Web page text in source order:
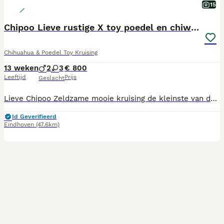
15
Chipoo Lieve rustige X toy poedel en chiwawa
Chihuahua & Poedel Toy Kruising
13 weken
Leeftijd
2 3
Geslacht
€ 800
Prijs
Lieve Chipoo Zeldzame mooie kruising de kleinste van de poedel tot mini en de chiwawa We zijn gechipt ontwormt en gevaccineerd Mogen per direct t nestje verlaten Opgegroeid met mama in huis met kinderen We zijn sociaal en aanhankelijk We hebben nog 3 puppy’s 1 teefje en 2 reutjes super lief en knap vonden wijzelf
Id Geverifieerd
Eindhoven (47.6km)